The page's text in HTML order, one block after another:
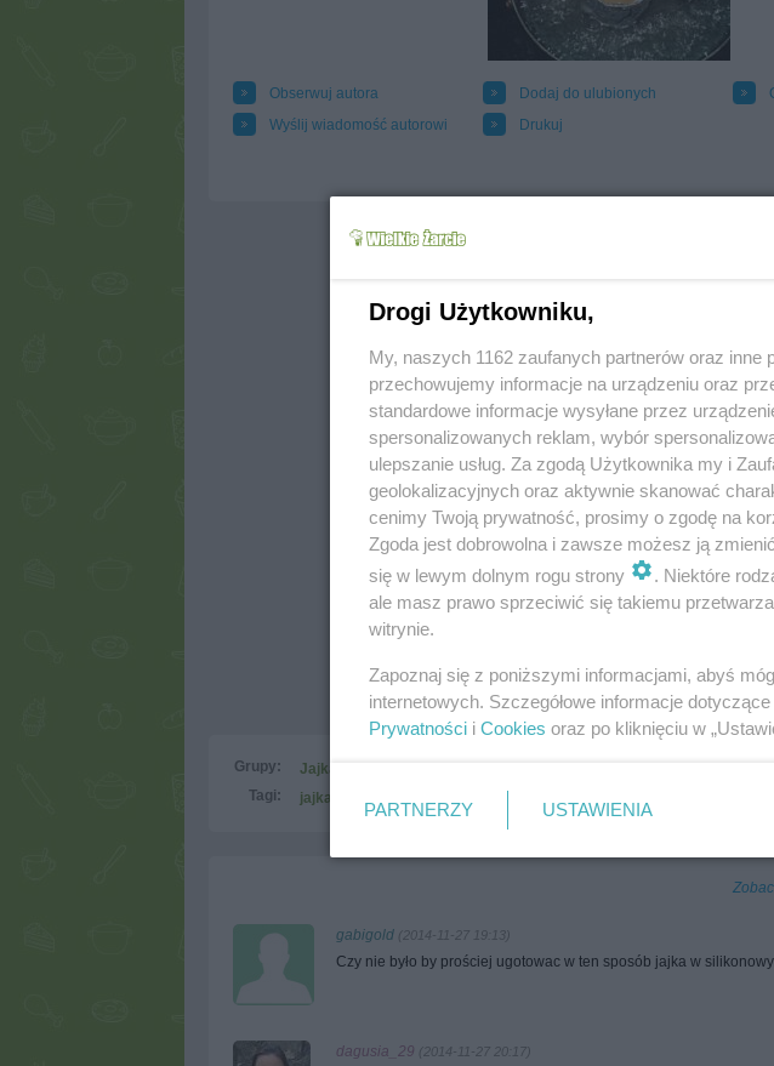
Obserwuj autora Dodaj do ulubionych
Wyślij wiadomość autorowi
Drukuj
Grupy:
Jajka w roli głównej
Tagi:
jajka
gabigold (2014-11-27 19:13)
Czy nie było by prościej ugotowac w ten sposób jajka w
dagusia_29 (2014-11-27 20:17)
Drogi Użytkowniku,
My, naszych 1162 zaufanych partnerów oraz
przechowujemy informacje na urządzeniu oraz
standardowe informacje wysyłane przez
spersonalizowanych reklam, wybór
ulepszanie usług. Za zgodą Użytkownika my i
geolokalizacyjnych oraz aktywnie skanować
cenimy Twoją prywatność, prosimy o zgodę na
Zgoda jest dobrowolna i zawsze możesz ją
się w lewym dolnym rogu strony
. Niektóre
ale masz prawo sprzeciwić się takiemu
witrynie.
Zapoznaj się z poniższymi informacjami, abyś
internetowych. Szczegółowe informacje
Prywatności i Cookies oraz po kliknięciu w
PARTNERZY USTAWIENIA